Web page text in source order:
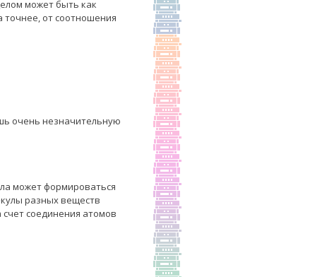
может быть как
точнее, от соотношения
очень незначительную
может формироваться
разных веществ
соединения атомов